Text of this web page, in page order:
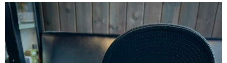
APPAREL
WEAR
T-SHIRT